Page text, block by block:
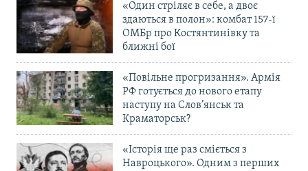
«Один стріляє в себе, а двоє
здаються в полон»: комбат 157-ї
ОМБр про Костянтинівку та
ближні бої
«Повільне прогризання». Армія
РФ готується до нового етапу
наступу на Слов’янськ та
Краматорськ?
«Історія ще раз сміється з
Навроцького». Одним з перших